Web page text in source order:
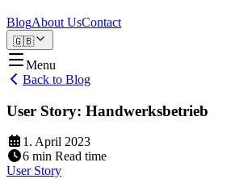
BlogAbout UsContact
🇬🇧
Menu
Back to Blog
User Story: Handwerksbetrieb
1. April 2023
6 min Read time
User Story